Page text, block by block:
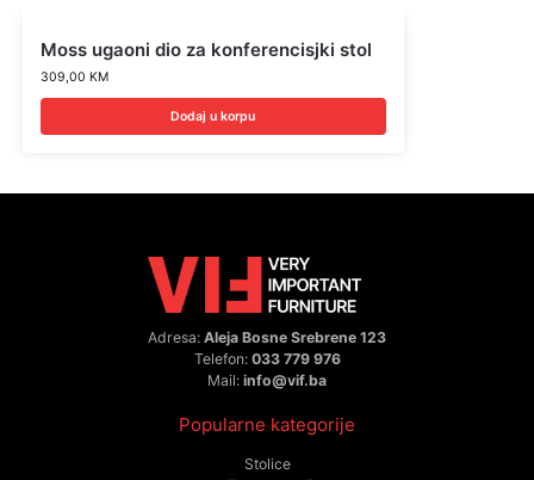
Moss ugaoni dio za konferencisjki stol
309,00 KM
Dodaj u korpu
Adresa: Aleja Bosne Srebrene 123
Telefon: 033 779 976
Mail: info@vif.ba
Popularne kategorije
Stolice